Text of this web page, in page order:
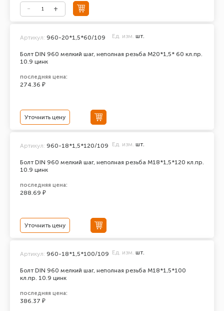
Болт DIN 960 мелкий шаг, неполная резьба M20*1,5* 60 кл.пр.
10.9 цинк
Артикул: 960-20*1,5*60/109 Ед. изм. шт.
последняя цена:
274.36 ₽
Уточнить цену
Болт DIN 960 мелкий шаг, неполная резьба M18*1,5*120 кл.пр.
10.9 цинк
Артикул: 960-18*1,5*120/109 Ед. изм. шт.
последняя цена:
288.69 ₽
Уточнить цену
Болт DIN 960 мелкий шаг, неполная резьба M18*1,5*100
кл.пр. 10.9 цинк
Артикул: 960-18*1,5*100/109 Ед. изм. шт.
последняя цена:
386.37 ₽